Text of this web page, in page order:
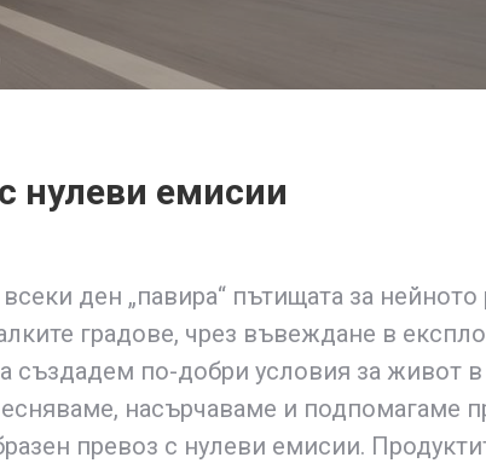
нулеви емисии
ден „павира“ пътищата за нейното
градове, чрез въвеждане в
създадем по-добри условия за живот
насърчаваме и подпомагаме
превоз с нулеви емисии.